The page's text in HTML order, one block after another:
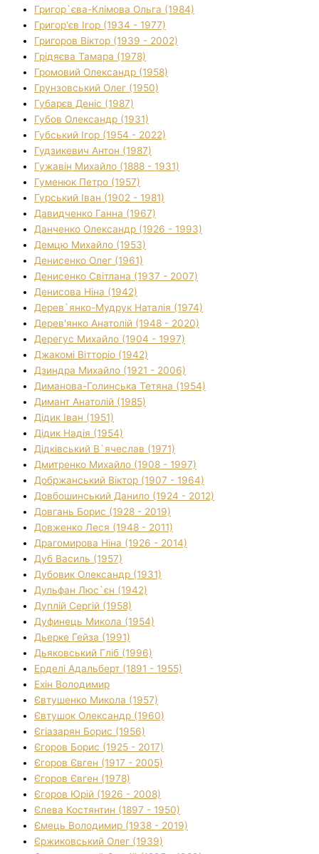
Григор`єва-Клімова Ольга (1984)
Григор'єв Ігор (1934 - 1977)
Григоров Віктор (1939 - 2002)
Грідяєва Тамара (1978)
Громовий Олександр (1958)
Грунзовський Олег (1950)
Губарєв Деніс (1987)
Губов Олександр (1931)
Губський Ігор (1954 - 2022)
Гудзикевич Антон (1987)
Гужавін Михайло (1888 - 1931)
Гуменюк Петро (1957)
Гурський Іван (1902 - 1981)
Давидченко Ганна (1967)
Данченко Олександр (1926 - 1993)
Демцю Михайло (1953)
Денисенко Олег (1961)
Денисенко Світлана (1937 - 2007)
Денисова Ніна (1942)
Дерев`янко-Мудрук Наталія (1974)
Дерев'янко Анатолій (1948 - 2020)
Дерегус Михайло (1904 - 1997)
Джакомі Вітторіо (1942)
Дзиндра Михайло (1921 - 2006)
Диманова-Голинська Тетяна (1954)
Димант Анатолій (1985)
Дідик Іван (1951)
Дідик Надія (1954)
Дідківський В`ячеслав (1971)
Дмитренко Михайло (1908 - 1997)
Добржанський Віктор (1907 - 1964)
Довбошинський Данило (1924 - 2012)
Довгань Борис (1928 - 2019)
Довженко Леся (1948 - 2011)
Драгомирова Ніна (1926 - 2014)
Дуб Василь (1957)
Дубовик Олександр (1931)
Дульфан Люс`єн (1942)
Дуплій Сергій (1958)
Дуфинець Микола (1954)
Дьерке Гейза (1991)
Дьяковський Гліб (1996)
Ерделі Адальберт (1891 - 1955)
Ехін Володимир
Євтушенко Микола (1957)
Євтушок Олександр (1960)
Єгіазарян Борис (1956)
Єгоров Борис (1925 - 2017)
Єгоров Євген (1917 - 2005)
Єгоров Євген (1978)
Єгоров Юрій (1926 - 2008)
Єлева Костянтин (1897 - 1950)
Ємець Володимир (1938 - 2019)
Єржиковський Олег (1939)